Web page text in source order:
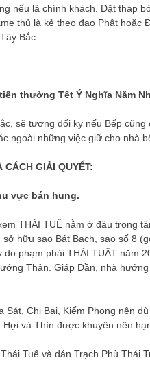
nếu là chính khách. Đặt tháp
thủ là kẻ theo đạo Phật
Bắc.
thưởng Tết Ý Nghĩa Năm
sẽ tương đối kỵ nếu Bếp
ngoài những việc giữ cho nhà
CÁCH GIẢI QUYẾT:
vực bán hung.
THÁI TUẾ nằm ở đâu trong
hữu sao Bát Bạch, sao số 8
phạm phải THÁI TUẤT năm
Thân. Giáp Dần, nhà
Chi Bại, Kiếm Phong nên
và Thìn được khuyên nên
Tuế và dán Trạch Phù Thái